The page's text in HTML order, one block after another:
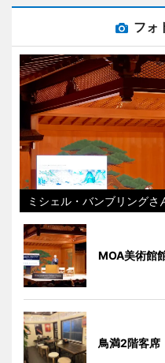
フォ
ミシェル・バンブリング
MOA美術館
鳥満2階客席